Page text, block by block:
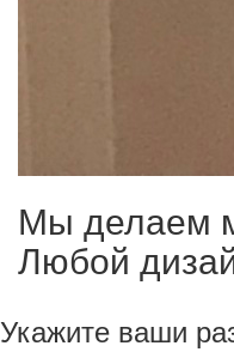
Мы делаем
Любой
Укажите ваши